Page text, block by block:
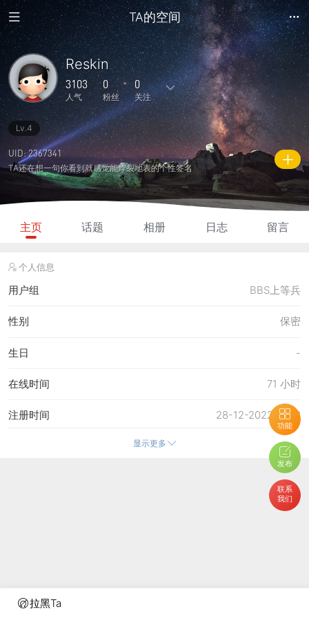
拉黑Ta
TA的空间
功能
发布
联系
我们
Reskin
3103
人气
0
粉丝
0
关注
28
主题
216
回复
0
日志
0
相册
0
好友
0 0
关注
0
说说
3103
人气
560
积分
Lv.4
UID: 2367341
TA还在想一句你看到就感觉能炸裂地表的个性签名
主页 话题 相册 日志 留言
个人信息
用户组 BBS上等兵
保密
性别
-
生日
71 小时
在线时间
28-12-2022 19:18
注册时间
24-6-2026 16:52
24-6-2026 16:52
24-6-2026 13:51
显示更多